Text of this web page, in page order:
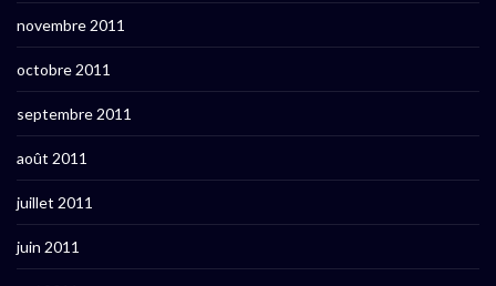
novembre 2011
octobre 2011
septembre 2011
août 2011
juillet 2011
juin 2011